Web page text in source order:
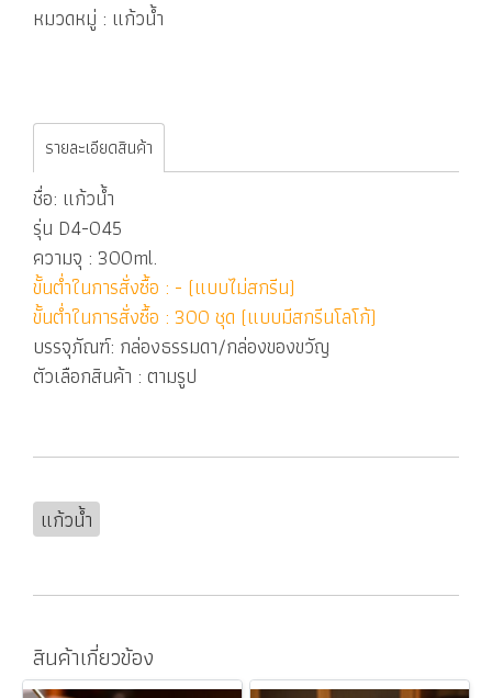
หมวดหมู่ : แก้วน้ำ
รายละเอียดสินค้า
ชื่อ: แก้วน้ำ
รุ่น D4-045
ความจุ : 300ml.
ขั้นต่ำในการสั่งซื้อ : - (แบบไม่สกรีน)
ขั้นต่ำในการสั่งซื้อ : 300 ชุด (แบบมีสกรีนโลโก้)
บรรจุภัณฑ์: กล่องธรรมดา/กล่องของขวัญ
ตัวเลือกสินค้า : ตามรูป
แก้วน้ำ
สินค้าเกี่ยวข้อง